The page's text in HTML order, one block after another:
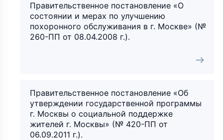
Правительственное постановление «О
состоянии и мерах по улучшению
похоронного обслуживания в г. Москве» (№
260-ПП от 08.04.2008 г.).
Правительственное постановление «Об
утверждении государственной программы
г. Москвы о социальной поддержке
жителей г. Москвы» (№ 420-ПП от
06.09.2011 г.).